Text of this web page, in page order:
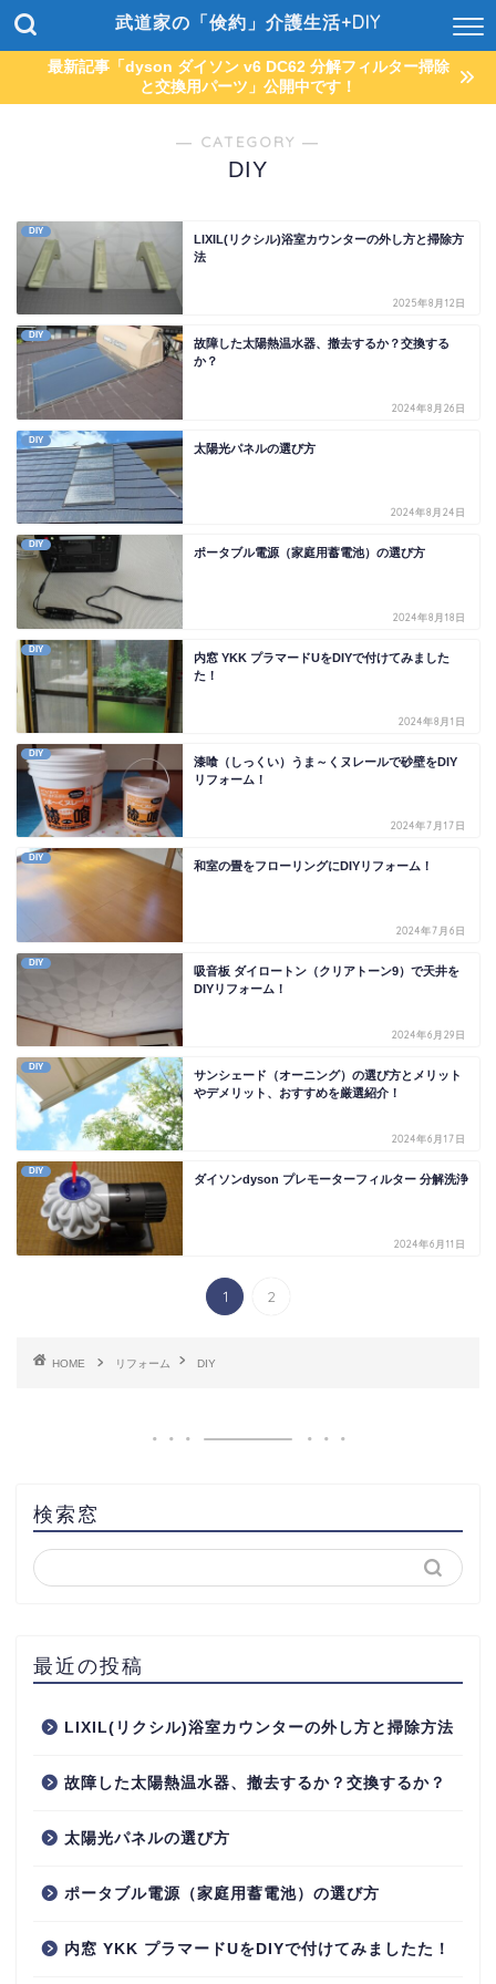
武道家の「倹約」介護生活+DIY
最新記事「dyson ダイソン v6 DC62 分解フィルター掃除
と交換用パーツ」公開中です！
― CATEGORY ―
DIY
DIY
LIXIL(リクシル)浴室カウンターの外し方と掃除方
法
2025年8月12日
DIY
故障した太陽熱温水器、撤去するか？交換する
か？
2024年8月26日
DIY
太陽光パネルの選び方
2024年8月24日
DIY
ポータブル電源（家庭用蓄電池）の選び方
2024年8月18日
DIY
内窓 YKK プラマードUをDIYで付けてみました
た！
2024年8月1日
DIY
漆喰（しっくい）うま～くヌレールで砂壁をDIY
リフォーム！
2024年7月17日
DIY
和室の畳をフローリングにDIYリフォーム！
2024年7月6日
DIY
吸音板 ダイロートン（クリアトーン9）で天井を
DIYリフォーム！
2024年6月29日
DIY
サンシェード（オーニング）の選び方とメリット
やデメリット、おすすめを厳選紹介！
2024年6月17日
DIY
ダイソンdyson プレモーターフィルター 分解洗浄
2024年6月11日
1 2
HOME リフォーム DIY
検索窓
最近の投稿
LIXIL(リクシル)浴室カウンターの外し方と掃除方法
故障した太陽熱温水器、撤去するか？交換するか？
太陽光パネルの選び方
ポータブル電源（家庭用蓄電池）の選び方
内窓 YKK プラマードUをDIYで付けてみましたた！